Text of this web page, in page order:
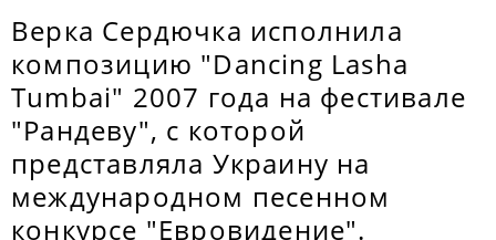
Верка Сердючка исполнила
композицию "Dancing Lasha
Tumbai" 2007 года на фестивале
"Рандеву", с которой
представляла Украину на
международном песенном
конкурсе "Евровидение".